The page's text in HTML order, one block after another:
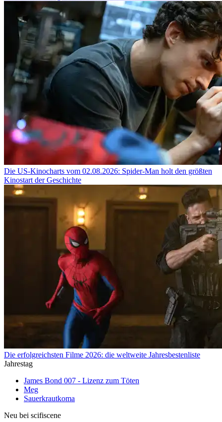
Die US-Kinocharts vom 02.08.2026: Spider-Man holt den größten
Kinostart der Geschichte
Die erfolgreichsten Filme 2026: die weltweite Jahresbestenliste
Jahrestag
James Bond 007 - Lizenz zum Töten
Meg
Sauerkrautkoma
Neu bei scifiscene